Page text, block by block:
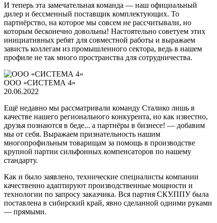
И теперь эта замечательная команда — наш официальный
дилер и бессменный поставщик комплектующих. То
партнёрство, на которое мы совсем не рассчитывали, но
которым бесконечно довольны! Настоятельно советуем этих
инициативных ребят для совместной работы и выражаем
зависть коллегам из промышленного сектора, ведь в нашем
профиле не так много пространства для сотрудничества.
ООО «СИСТЕМА 4»
20.06.2022
Ещё недавно мы рассматривали команду Сталико лишь в
качестве нашего регионального конкурента, но как известно,
друзья познаются в беде... а партнёры в бизнесе! — добавим
мы от себя. Выражаем признательность нашим
многопрофильным товарищам за помощь в производстве
крупной партии сильфонных компенсаторов по нашему
стандарту.
Как и было заявлено, технические специалисты компании
качественно адаптируют производственные мощности и
технологии по запросу заказчика. Вся партия СКУ.ППУ была
поставлена в сибирский край, явно сделанной одними руками
— прямыми.